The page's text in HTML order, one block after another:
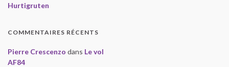
Hurtigruten
COMMENTAIRES RÉCENTS
Pierre Crescenzo dans Le vol
AF84